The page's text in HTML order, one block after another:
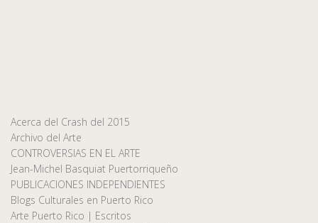
Acerca del Crash del 2015
Archivo del Arte
CONTROVERSIAS EN EL ARTE
Jean-Michel Basquiat Puertorriqueño
PUBLICACIONES INDEPENDIENTES
Blogs Culturales en Puerto Rico
Arte Puerto Rico | Escritos